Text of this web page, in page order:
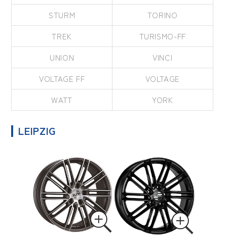
STURM
TORINO
TREK
TURISMO-FF
UNION
VINCI
VOLTAGE FF
VOLTAGE
WATT
YORK
LEIPZIG